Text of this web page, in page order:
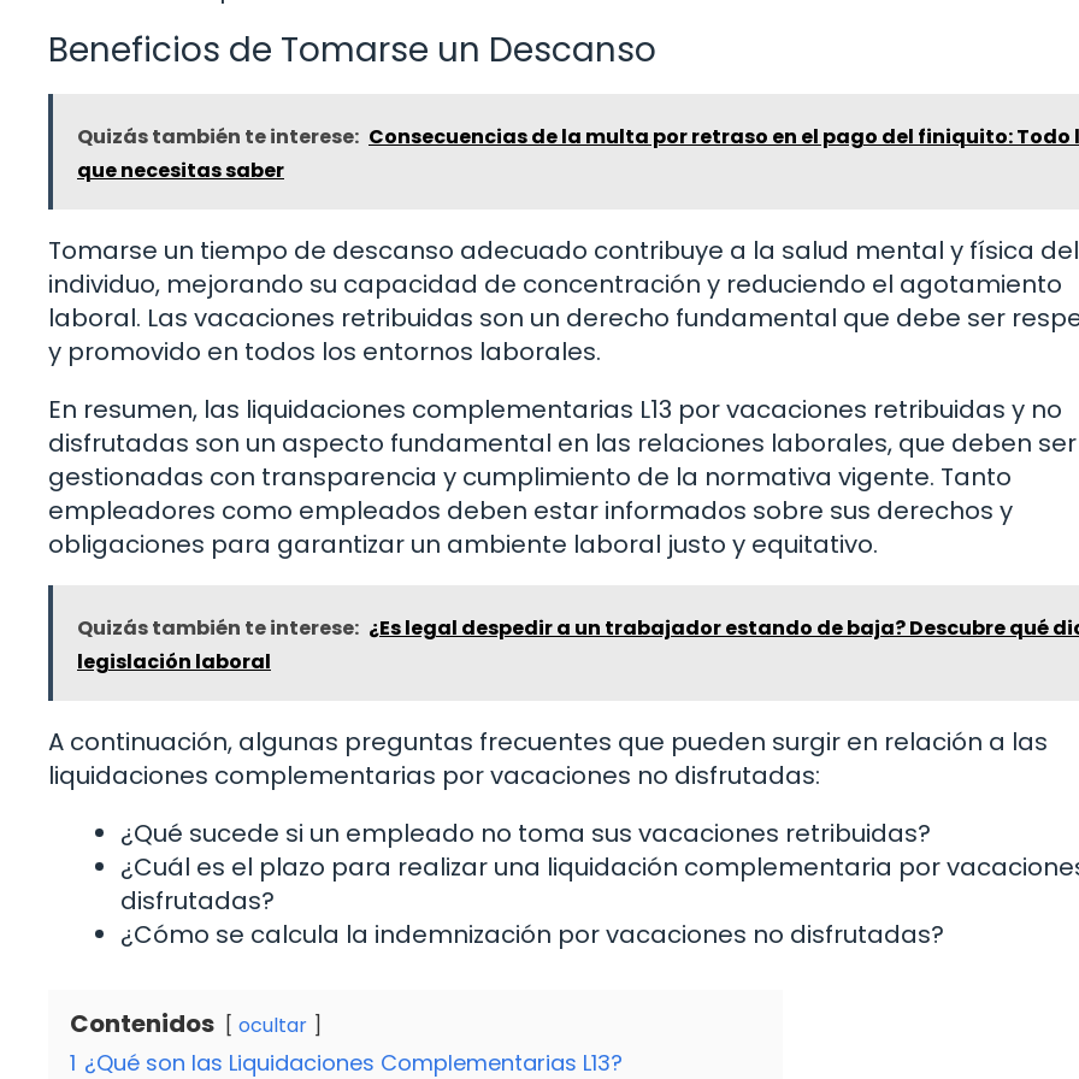
Beneficios de Tomarse un Descanso
Quizás también te interese: Consecuencias de la multa por retraso en el pago del finiquito: Todo
que necesitas saber
Tomarse un tiempo de descanso adecuado contribuye a la salud mental y física del
individuo, mejorando su capacidad de concentración y reduciendo el agotamiento
laboral. Las vacaciones retribuidas son un derecho fundamental que debe ser
y promovido en todos los entornos laborales.
En resumen, las liquidaciones complementarias L13 por vacaciones retribuidas y no
disfrutadas son un aspecto fundamental en las relaciones laborales, que deben ser
gestionadas con transparencia y cumplimiento de la normativa vigente. Tanto
empleadores como empleados deben estar informados sobre sus derechos y
obligaciones para garantizar un ambiente laboral justo y equitativo.
Quizás también te interese: ¿Es legal despedir a un trabajador estando de baja? Descubre qué
legislación laboral
A continuación, algunas preguntas frecuentes que pueden surgir en relación a las
liquidaciones complementarias por vacaciones no disfrutadas:
¿Qué sucede si un empleado no toma sus vacaciones retribuidas?
¿Cuál es el plazo para realizar una liquidación complementaria por
disfrutadas?
¿Cómo se calcula la indemnización por vacaciones no disfrutadas?
Contenidos ocultar
1 ¿Qué son las Liquidaciones Complementarias L13?